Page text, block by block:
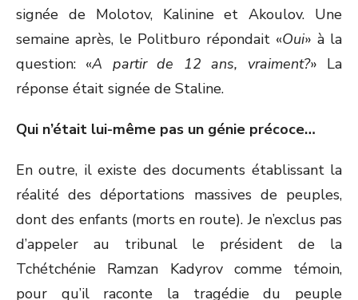
signée de Molotov, Kalinine et Akoulov. Une
semaine après, le Politburo répondait «Oui» à la
question: «A partir de 12 ans, vraiment?» La
réponse était signée de Staline.
Qui n’était lui-même pas un génie précoce…
En outre, il existe des documents établissant la
réalité des déportations massives de peuples,
dont des enfants (morts en route). Je n’exclus pas
d’appeler au tribunal le président de la
Tchétchénie Ramzan Kadyrov comme témoin,
pour qu’il raconte la tragédie du peuple